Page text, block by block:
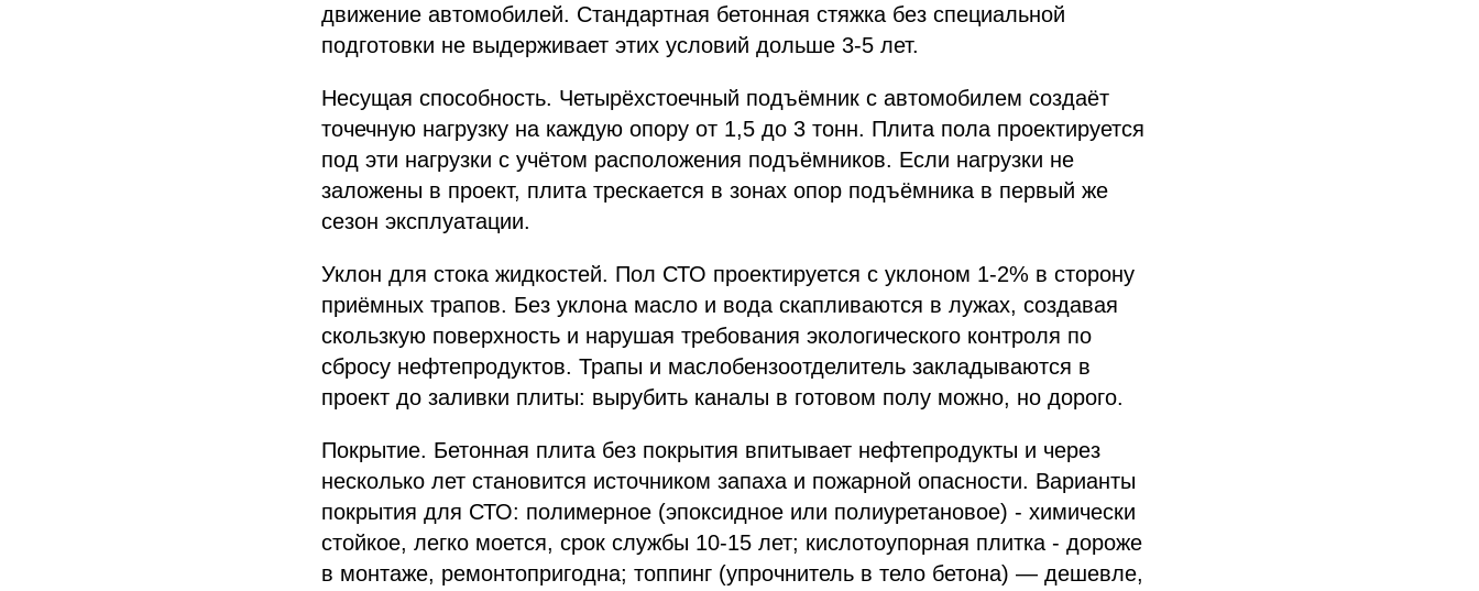
движение автомобилей. Стандартная бетонная стяжка без специальной
подготовки не выдерживает этих условий дольше 3-5 лет.
Несущая способность. Четырёхстоечный подъёмник с автомобилем создаёт
точечную нагрузку на каждую опору от 1,5 до 3 тонн. Плита пола проектируется
под эти нагрузки с учётом расположения подъёмников. Если нагрузки не
заложены в проект, плита трескается в зонах опор подъёмника в первый же
сезон эксплуатации.
Уклон для стока жидкостей. Пол СТО проектируется с уклоном 1-2% в сторону
приёмных трапов. Без уклона масло и вода скапливаются в лужах, создавая
скользкую поверхность и нарушая требования экологического контроля по
сбросу нефтепродуктов. Трапы и маслобензоотделитель закладываются в
проект до заливки плиты: вырубить каналы в готовом полу можно, но дорого.
Покрытие. Бетонная плита без покрытия впитывает нефтепродукты и через
несколько лет становится источником запаха и пожарной опасности. Варианты
покрытия для СТО: полимерное (эпоксидное или полиуретановое) - химически
стойкое, легко моется, срок службы 10-15 лет; кислотоупорная плитка - дороже
в монтаже, ремонтопригодна; топпинг (упрочнитель в тело бетона) — дешевле,